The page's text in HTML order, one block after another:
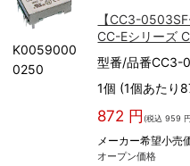
K0059000
0250
【CC3-
CC-Eシリーズ
型番/品番CC3-
1個 (1個あたり
872 円 (税込 959
メーカー希望小売
オープン価格